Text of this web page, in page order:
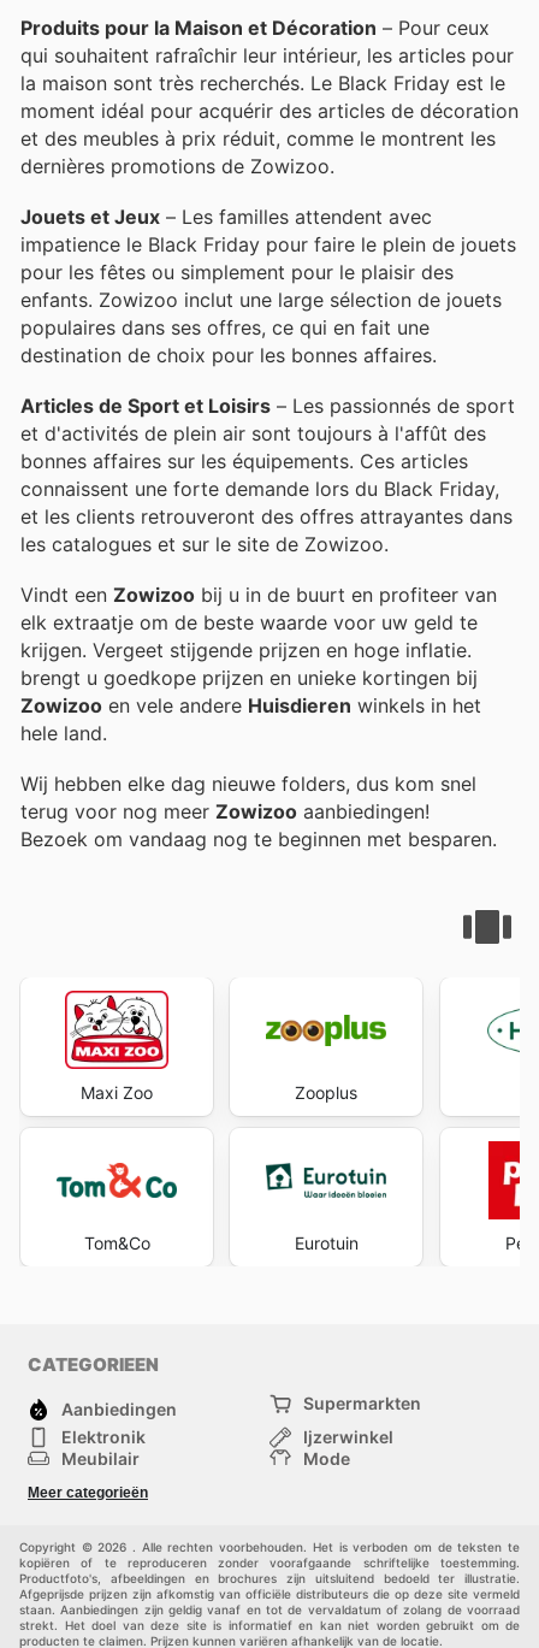
Produits pour la Maison et Décoration – Pour ceux
qui souhaitent rafraîchir leur intérieur, les articles pour
la maison sont très recherchés. Le Black Friday est le
moment idéal pour acquérir des articles de décoration
et des meubles à prix réduit, comme le montrent les
dernières promotions de Zowizoo.
Jouets et Jeux – Les familles attendent avec
impatience le Black Friday pour faire le plein de jouets
pour les fêtes ou simplement pour le plaisir des
enfants. Zowizoo inclut une large sélection de jouets
populaires dans ses offres, ce qui en fait une
destination de choix pour les bonnes affaires.
Articles de Sport et Loisirs – Les passionnés de sport
et d'activités de plein air sont toujours à l'affût des
bonnes affaires sur les équipements. Ces articles
connaissent une forte demande lors du Black Friday,
et les clients retrouveront des offres attrayantes dans
les catalogues et sur le site de Zowizoo.
Vindt een Zowizoo bij u in de buurt en profiteer van
elk extraatje om de beste waarde voor uw geld te
krijgen. Vergeet stijgende prijzen en hoge inflatie.
brengt u goedkope prijzen en unieke kortingen bij
Zowizoo en vele andere Huisdieren winkels in het
hele land.
Wij hebben elke dag nieuwe folders, dus kom snel
terug voor nog meer Zowizoo aanbiedingen!
Bezoek om vandaag nog te beginnen met besparen.
Maxi Zoo
Tom&Co
Zooplus
Eurotuin
CATEGORIEEN
Aanbiedingen
Supermarkten
Elektronik
Ijzerwinkel
Meubilair
Mode
Schoonheid
Meer categorieën
Copyright © 2026 . Alle rechten voorbehouden. Het is verboden om de teksten te
kopiëren of te reproduceren zonder voorafgaande schriftelijke toestemming.
Productfoto's, afbeeldingen en brochures zijn uitsluitend bedoeld ter illustratie.
Afgeprijsde prijzen zijn afkomstig van officiële distributeurs die op deze site vermeld
staan. Aanbiedingen zijn geldig vanaf en tot de vervaldatum of zolang de voorraad
strekt. Het doel van deze site is informatief en kan niet worden gebruikt om de
producten te claimen. Prijzen kunnen variëren afhankelijk van de locatie.